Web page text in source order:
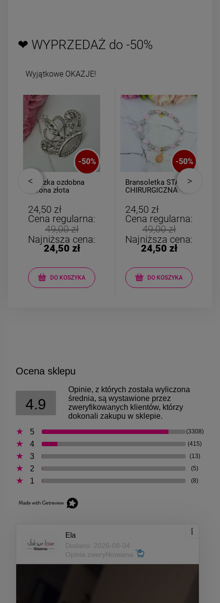
❤ WYPRZEDAŻ do -50%
Wyjątkowe OKAZJE!
-50%
Broszka ozdobna
korona złota
24,50 zł
Cena regularna:
49,00 zł
Najniższa cena:
24,50 zł
DO KOSZYKA
-50%
Bransoletka STAL
CHIRURGICZNA
łezka różowa
24,50 zł
Cena regularna:
49,00 zł
Najniższa cena:
24,50 zł
DO KOSZYKA
Ocena sklepu
4.9
Opinie, z których została wyliczona
średnia, są wystawione przez
zweryfikowanych klientów, którzy
dokonali zakupu w sklepie.
5
(3308)
4 (415)
3 (13)
2 (5)
1 (8)
Ela
Dodano: 2026-08-04
Opinia zweryfikowana